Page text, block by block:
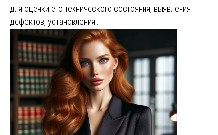
для оценки его технического состояния, выявления
дефектов, установления…